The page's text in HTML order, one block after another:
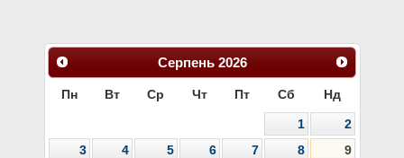
Серпень 2026
Пн Вт Ср Чт Пт Сб Нд
1
2
3
4 5 6 7 8
9